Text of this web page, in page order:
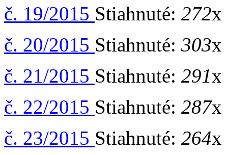
č. 19/2015 Stiahnuté: 272x
č. 20/2015 Stiahnuté: 303x
č. 21/2015 Stiahnuté: 291x
č. 22/2015 Stiahnuté: 287x
č. 23/2015 Stiahnuté: 264x